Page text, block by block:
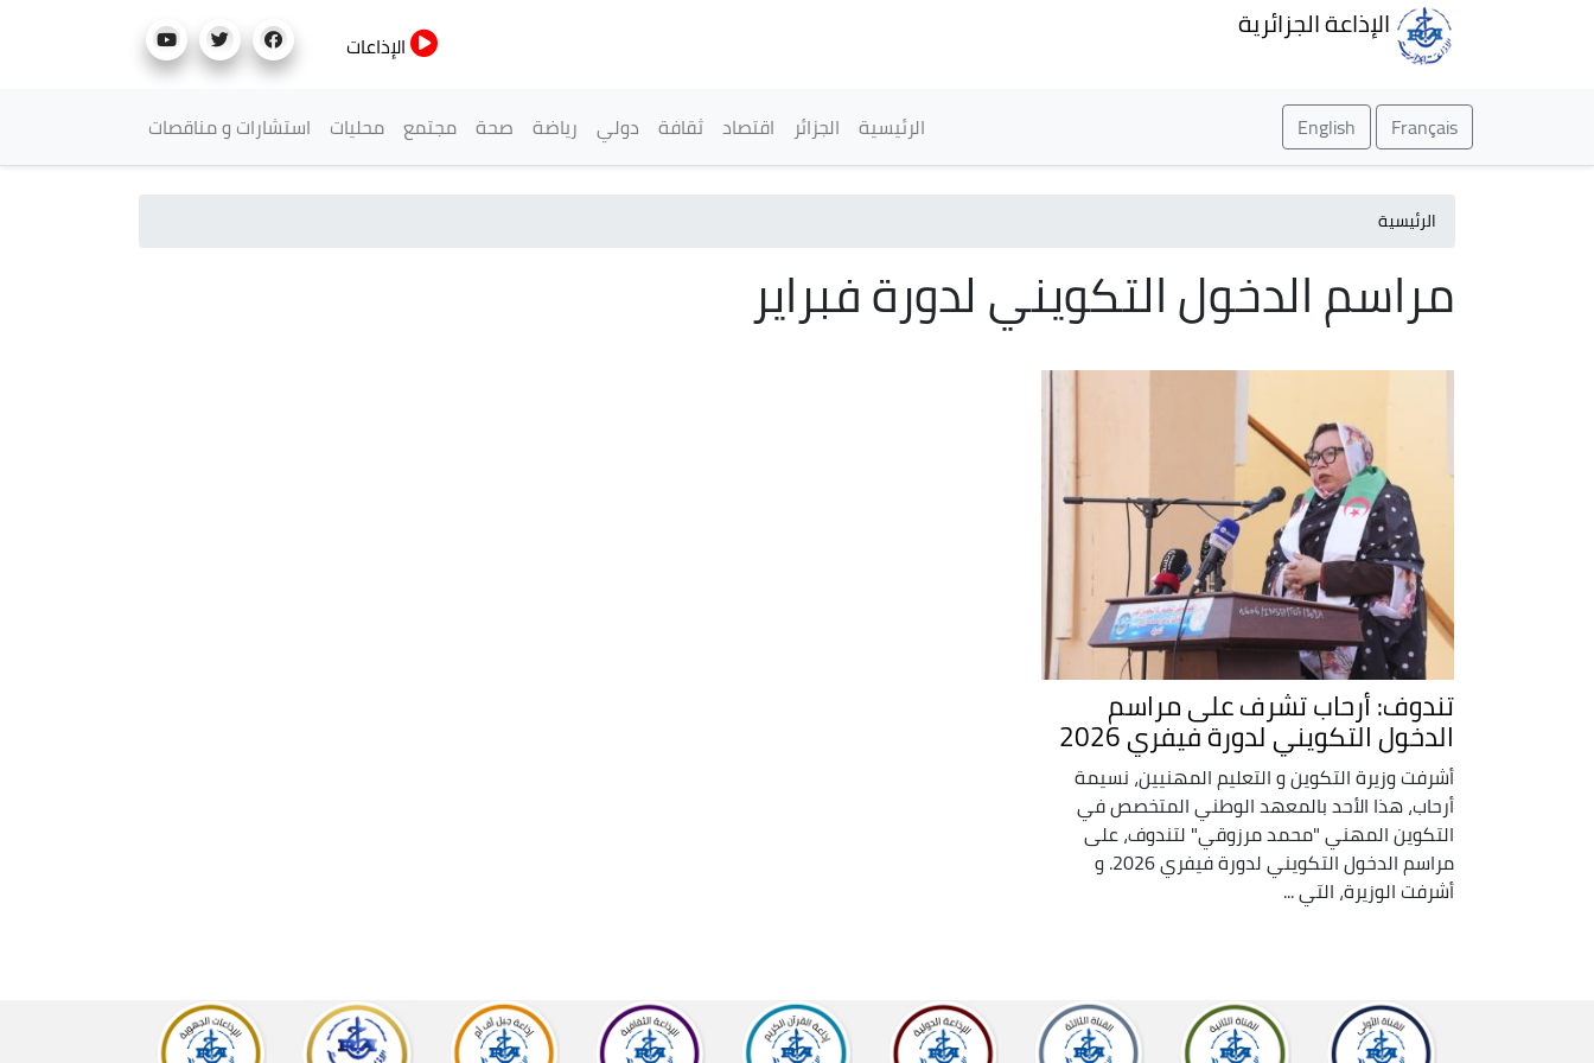
الإذاعة الجزائرية
الإذاعات
Français
English القائمة الرئيسية
الرئيسية الجزائر اقتصاد ثقافة دولي رياضة صحة مجتمع محليات استشارات و مناقصات
الرئيسية
مراسم الدخول التكويني لدورة فبراير
تندوف: أرحاب تشرف على مراسم
الدخول التكويني لدورة فيفري 2026
أشرفت وزيرة التكوين و التعليم المهنيين، نسيمة
أرحاب، هذا الأحد بالمعهد الوطني المتخصص في
التكوين المهني "محمد مرزوقي" لتندوف، على
مراسم الدخول التكويني لدورة فيفري 2026. و
أشرفت الوزيرة، التي ...